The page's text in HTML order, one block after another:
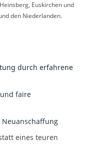
Euskirchen und
den Niederlanden.
durch erfahrene
faire
eines teuren